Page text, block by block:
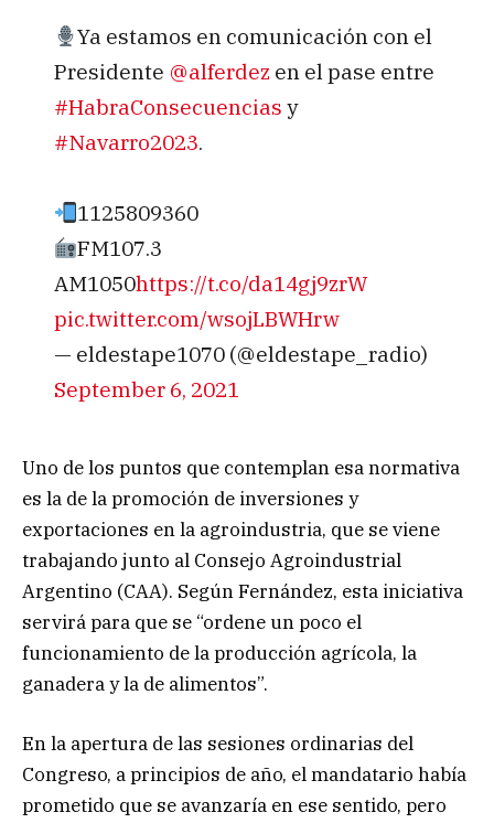
Ya estamos en comunicación con el
Presidente @alferdez en el pase entre
#HabraConsecuencias y
#Navarro2023.
1125809360
FM107.3
AM1050https://t.co/da14gj9zrW
pic.twitter.com/wsojLBWHrw
— eldestape1070 (@eldestape_radio)
September 6, 2021
Uno de los puntos que contemplan esa normativa
es la de la promoción de inversiones y
exportaciones en la agroindustria, que se viene
trabajando junto al Consejo Agroindustrial
Argentino (CAA). Según Fernández, esta iniciativa
servirá para que se “ordene un poco el
funcionamiento de la producción agrícola, la
ganadera y la de alimentos”.
En la apertura de las sesiones ordinarias del
Congreso, a principios de año, el mandatario había
prometido que se avanzaría en ese sentido, pero